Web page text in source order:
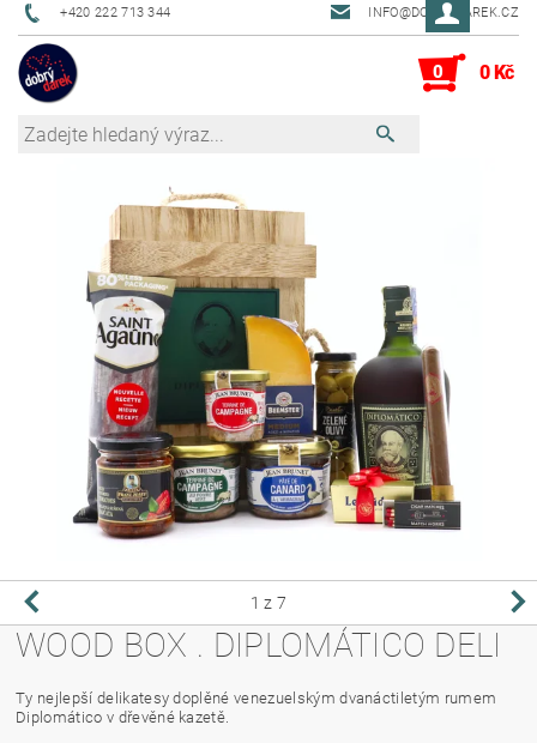
+420 222 713 344 INFO@DOBRYDAREK.CZ
0 0 Kč
1 z 7
WOOD BOX . DIPLOMÁTICO DELI
Ty nejlepší delikatesy doplěné venezuelským dvanáctiletým rumem
Diplomático v dřevěné kazetě.